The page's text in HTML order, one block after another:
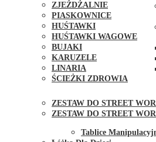
ZJEŻDŻALNIE
PIASKOWNICE
HUŚTAWKI
HUŚTAWKI WAGOWE
BUJAKI
KARUZELE
LINARIA
ŚCIEŻKI ZDROWIA
ZESTAW DO STREET
ZESTAW DO STREET
Tablice